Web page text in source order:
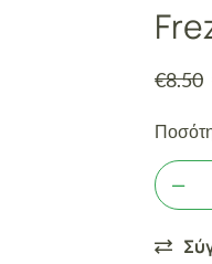
€8.50